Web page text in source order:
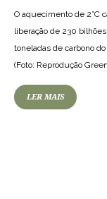
O aquecimento de 2°C
liberação de 230
toneladas de carbono do
(Foto: Reprodução
LER MAIS